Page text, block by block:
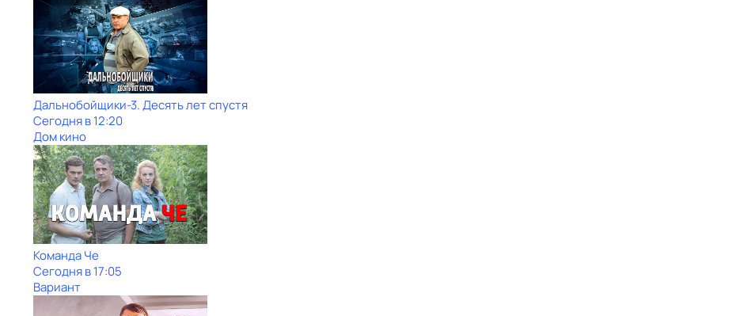
Дальнобойщики-3. Десять лет спустя
Сегодня в 12:20
Дом кино
Команда Че
Сегодня в 17:05
Вариант